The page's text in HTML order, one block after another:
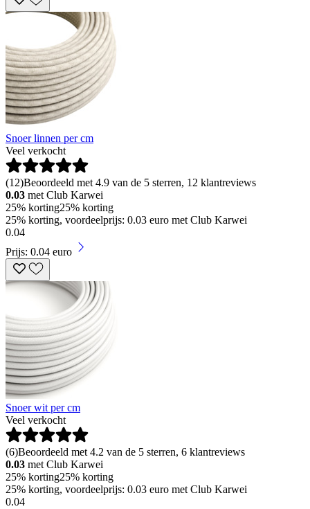
Snoer linnen per cm
Veel verkocht
(12)Beoordeeld met 4.9 van de 5 sterren, 12 klantreviews
0.03 met Club Karwei
25% korting25% korting
25% korting, voordeelprijs: 0.03 euro met Club Karwei
0.04
Prijs: 0.04 euro
Snoer wit per cm
Veel verkocht
(6)Beoordeeld met 4.2 van de 5 sterren, 6 klantreviews
0.03 met Club Karwei
25% korting25% korting
25% korting, voordeelprijs: 0.03 euro met Club Karwei
0.04